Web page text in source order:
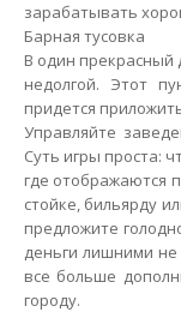
зарабатывать
Барная тусовка
В один прекрасный
недолгой. Этот
придется
Управляйте
Суть игры проста:
где отображаются
стойке, бильярду
предложите
деньги лишними
все больше
городу.